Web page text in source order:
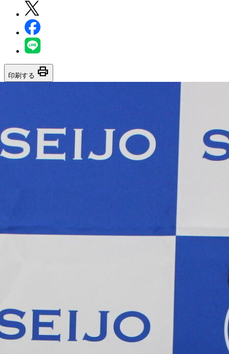
印刷する print